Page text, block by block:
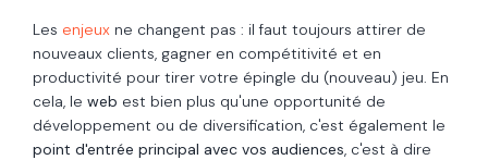
Les enjeux ne changent pas : il faut toujours attirer de
nouveaux clients, gagner en compétitivité et en
productivité pour tirer votre épingle du (nouveau) jeu. En
cela, le web est bien plus qu'une opportunité de
développement ou de diversification, c'est également le
point d'entrée principal avec vos audiences , c'est à dire